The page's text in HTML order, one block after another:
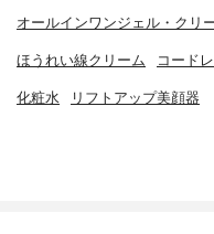
オールインワンジェル・クリ
ほうれい線クリーム コード
化粧水 リフトアップ美顔器